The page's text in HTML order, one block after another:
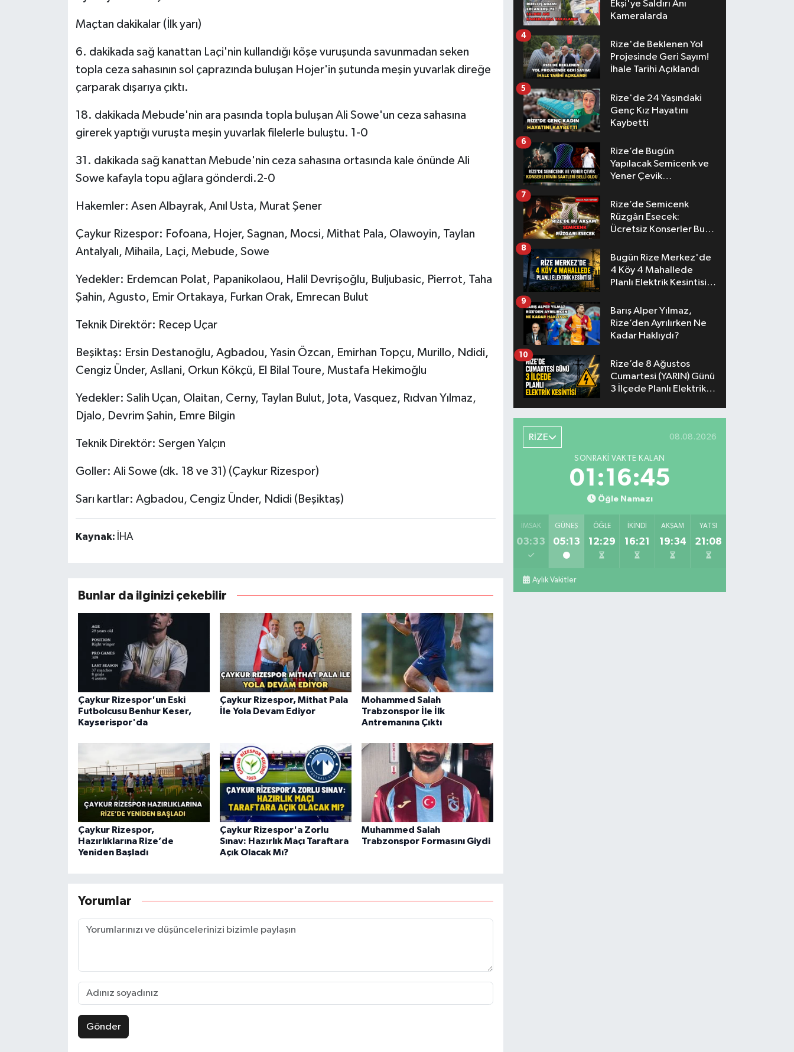
Maçtan dakikalar (İlk yarı)
6. dakikada sağ kanattan Laçi'nin kullandığı köşe vuruşunda savunmadan seken
topla ceza sahasının sol çaprazında buluşan Hojer'in şutunda meşin yuvarlak direğe
çarparak dışarıya çıktı.
18. dakikada Mebude'nin ara pasında topla buluşan Ali Sowe'un ceza sahasına
girerek yaptığı vuruşta meşin yuvarlak filelerle buluştu. 1-0
31. dakikada sağ kanattan Mebude'nin ceza sahasına ortasında kale önünde Ali
Sowe kafayla topu ağlara gönderdi.2-0
Hakemler: Asen Albayrak, Anıl Usta, Murat Şener
Çaykur Rizespor: Fofoana, Hojer, Sagnan, Mocsi, Mithat Pala, Olawoyin, Taylan
Antalyalı, Mihaila, Laçi, Mebude, Sowe
Yedekler: Erdemcan Polat, Papanikolaou, Halil Devrişoğlu, Buljubasic, Pierrot, Taha
Şahin, Agusto, Emir Ortakaya, Furkan Orak, Emrecan Bulut
Teknik Direktör: Recep Uçar
Beşiktaş: Ersin Destanoğlu, Agbadou, Yasin Özcan, Emirhan Topçu, Murillo, Ndidi,
Cengiz Ünder, Asllani, Orkun Kökçü, El Bilal Toure, Mustafa Hekimoğlu
Yedekler: Salih Uçan, Olaitan, Cerny, Taylan Bulut, Jota, Vasquez, Rıdvan Yılmaz,
Djalo, Devrim Şahin, Emre Bilgin
Teknik Direktör: Sergen Yalçın
Goller: Ali Sowe (dk. 18 ve 31) (Çaykur Rizespor)
Sarı kartlar: Agbadou, Cengiz Ünder, Ndidi (Beşiktaş)
Kaynak: İHA
Bunlar da ilginizi çekebilir
Çaykur Rizespor'un Eski
Futbolcusu Benhur Keser,
Kayserispor'da
Çaykur Rizespor, Mithat Pala
İle Yola Devam Ediyor
Mohammed Salah
Trabzonspor İle İlk
Antremanına Çıktı
Çaykur Rizespor,
Hazırlıklarına Rize’de
Yeniden Başladı
Çaykur Rizespor'a Zorlu
Sınav: Hazırlık Maçı Taraftara
Açık Olacak Mı?
Muhammed Salah
Trabzonspor Formasını Giydi
Yorumlar
Gönder
Ekşi'ye Saldırı Anı
Kameralarda
Rize'de Beklenen Yol
Projesinde Geri Sayım!
İhale Tarihi Açıklandı
4
Rize'de 24 Yaşındaki
Genç Kız Hayatını
Kaybetti
5
Rize’de Bugün
Yapılacak Semicenk ve
Yener Çevik
Belli Oldu
6
Rize’de Semicenk
Rüzgârı Esecek:
Ücretsiz Konserler Bu
7
Bugün Rize Merkez'de
4 Köy 4 Mahallede
Planlı Elektrik Kesintisi
8
Barış Alper Yılmaz,
Rize’den Ayrılırken Ne
Kadar Haklıydı?
9
Rize’de 8 Ağustos
Cumartesi (YARIN) Günü
3 İlçede Planlı Elektrik
10
RİZE 08.08.2026
SONRAKI VAKTE KALAN
01:16:44
Öğle Namazı
İMSAK
03:33
GÜNEŞ
05:13
ÖĞLE
12:29
İKINDI
16:21
AKŞAM
19:34
YATSI
21:08
Aylık Vakitler